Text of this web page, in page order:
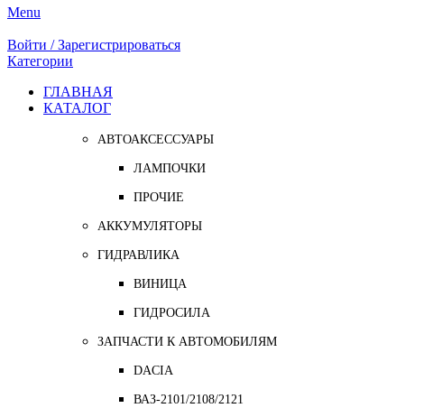
Menu
Войти / Зарегистрироваться
Категории
ГЛАВНАЯ
КАТАЛОГ
АВТОАКСЕССУАРЫ
ЛАМПОЧКИ
ПРОЧИЕ
АККУМУЛЯТОРЫ
ГИДРАВЛИКА
ВИНИЦА
ГИДРОСИЛА
ЗАПЧАСТИ К АВТОМОБИЛЯМ
DACIA
ВАЗ-2101/2108/2121